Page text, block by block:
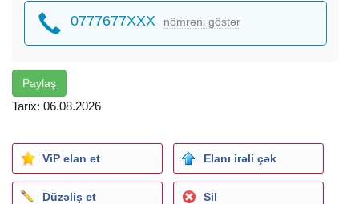
Uygun qiymet
6 aydan 2 ile kimi resmi zemanet
Ucuz ve etibarli
Deyisilen detallara resmi zemanet verilir.
Yalniz temir ve detal pulu alinir
Halalliqla isleyirik
Karantin gunleri de isleyirik
7/24 xidmet
2illik resmi zemanet
0777677XXX nömrəni göstər
Paylaş
Tarix: 06.08.2026
ViP elan et Elanı irəli çək
Düzəliş et Sil